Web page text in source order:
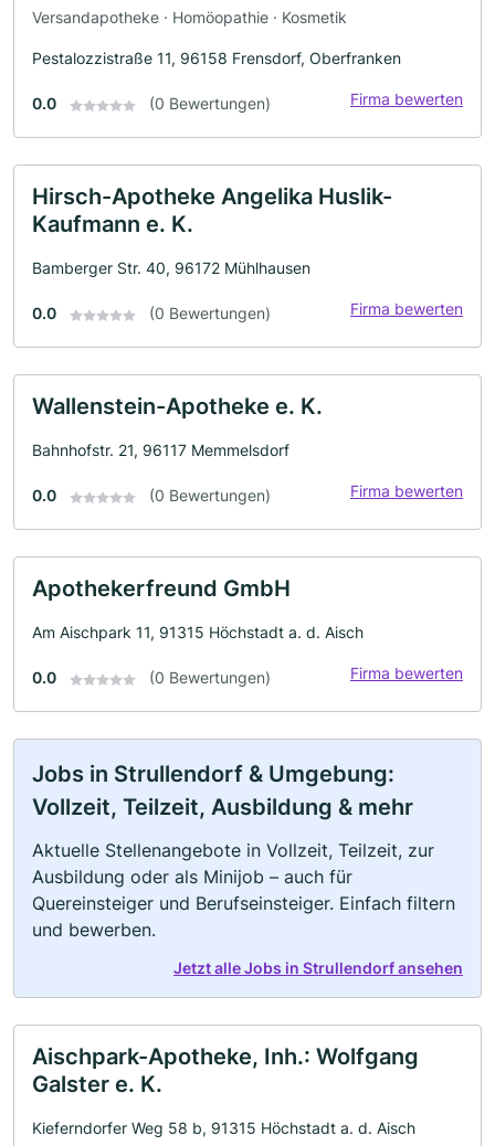
Versandapotheke · Homöopathie · Kosmetik
Pestalozzistraße 11, 96158 Frensdorf, Oberfranken
0.0 (0 Bewertungen) Firma bewerten
Hirsch-Apotheke Angelika Huslik-
Kaufmann e. K.
Bamberger Str. 40, 96172 Mühlhausen
0.0 (0 Bewertungen) Firma bewerten
Wallenstein-Apotheke e. K.
Bahnhofstr. 21, 96117 Memmelsdorf
0.0 (0 Bewertungen) Firma bewerten
Apothekerfreund GmbH
Am Aischpark 11, 91315 Höchstadt a. d. Aisch
0.0 (0 Bewertungen) Firma bewerten
Jobs in Strullendorf & Umgebung:
Vollzeit, Teilzeit, Ausbildung & mehr
Aktuelle Stellenangebote in Vollzeit, Teilzeit, zur
Ausbildung oder als Minijob – auch für
Quereinsteiger und Berufseinsteiger. Einfach filtern
und bewerben.
Jetzt alle Jobs in Strullendorf ansehen
Aischpark-Apotheke, Inh.: Wolfgang
Galster e. K.
Kieferndorfer Weg 58 b, 91315 Höchstadt a. d. Aisch